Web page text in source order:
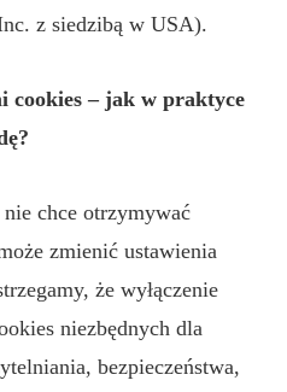
z siedzibą w USA).
cookies – jak w praktyce
chce otrzymywać
zmienić ustawienia
że wyłączenie
niezbędnych dla
bezpieczeństwa,